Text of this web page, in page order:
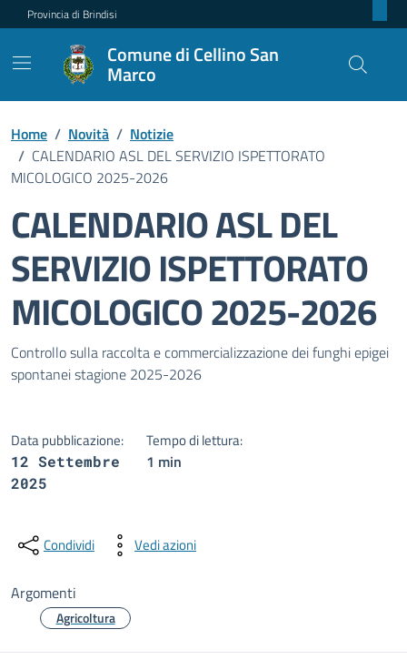
Provincia di Brindisi
Comune di Cellino San
Marco
Home / Novità / Notizie
/ CALENDARIO ASL DEL SERVIZIO ISPETTORATO
MICOLOGICO 2025-2026
CALENDARIO ASL DEL
SERVIZIO ISPETTORATO
MICOLOGICO 2025-2026
Dettagli della notizia
Controllo sulla raccolta e commercializzazione dei funghi epigei
spontanei stagione 2025-2026
Data pubblicazione:
12 Settembre
2025
Tempo di lettura:
1 min
Condividi Vedi azioni
Argomenti
Agricoltura